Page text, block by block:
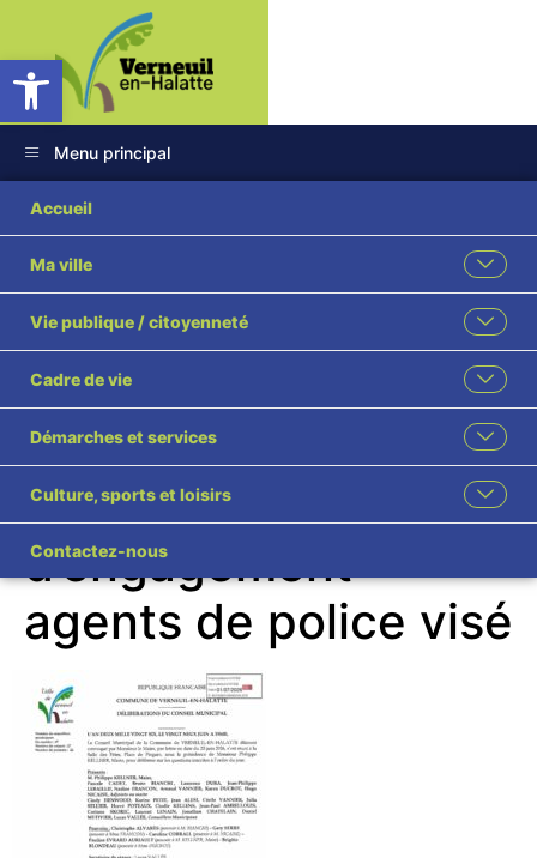
Ouvrir la barre d’outils
Menu principal
Accueil
Ma ville
Vie publique / citoyenneté
Cadre de vie
Démarches et services
Culture, sports et loisirs
Contactez-nous
2026 65
Modification
délibération n°2025
30 instauration
indemnité spéciale
et de fonction et
d’engagement
agents de police visé